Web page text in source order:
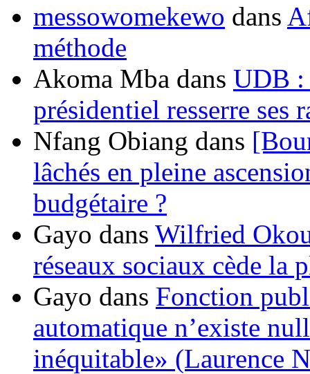
messowomekewo dans
méthode
Akoma Mba dans UDB :
présidentiel resserre ses
Nfang Obiang dans
lâchés en pleine
budgétaire ?
Gayo dans Wilfried
réseaux sociaux cède la
Gayo dans Fonction
automatique n’existe
inéquitable» (Laurence